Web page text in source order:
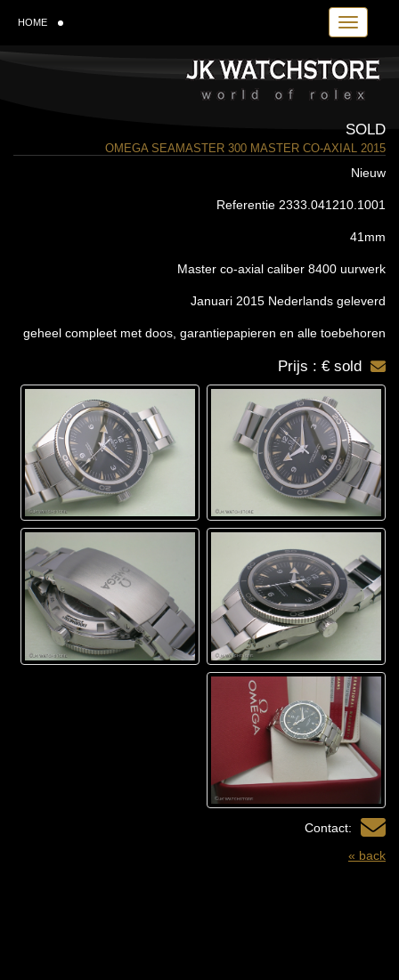
Toggle
HOME
SOLD
OMEGA SEAMASTER 300 MASTER CO-AXIAL 2015
Nieuw
Referentie 2333.041210.1001
41mm
Master co-axial caliber 8400 uurwerk
Januari 2015 Nederlands geleverd
geheel compleet met doos, garantiepapieren en alle toebehoren
Prijs : € sold
Contact:
« back